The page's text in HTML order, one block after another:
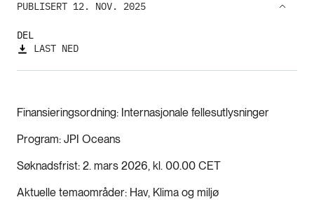
PUBLISERT 12. NOV. 2025
DEL
LAST NED
Finansieringsordning Internasjonale fellesutlysninger
Program JPI Oceans
Søknadsfrist 2. mars 2026, kl. 00.00 CET
Aktuelle temaområder Hav, Klima og miljø